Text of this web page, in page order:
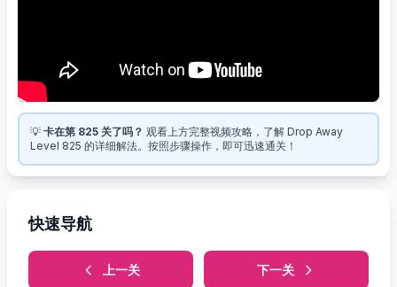
💡 卡在第 825 关了吗？ 观看上方完整视频攻略，了解 Drop Away
Level 825 的详细解法。按照步骤操作，即可迅速通关！
快速导航
上一关 下一关